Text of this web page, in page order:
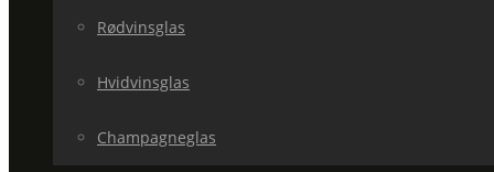
Rødvinsglas
Hvidvinsglas
Champagneglas